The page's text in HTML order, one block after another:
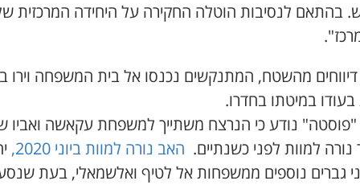
בהתאם לנסיבות הוטלה החקירה על היחידה המרכזית
מהשטח, המתנקשים נכנסו אל בית המשפחה וירו
בעודו במיטתו בחדרו.
נודע כי הנרצח משתייך למשפחת עקאשה ואביו
נורה למוות לפני כשנתיים. האב נורה למוות ביוני 2020,
גברים נוספים ממשפחות אל לטיף ואלשמאלי, בעת